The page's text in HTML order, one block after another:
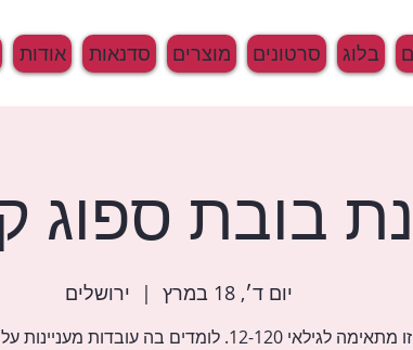
אודות סדנאות מוצרים סרטונים בלוג
בובת ספוג
יום ד׳, 18 במרץ
  |
ירושלים
הסדנה הזו מתאימה לגילאי 12-120. לומדים בה